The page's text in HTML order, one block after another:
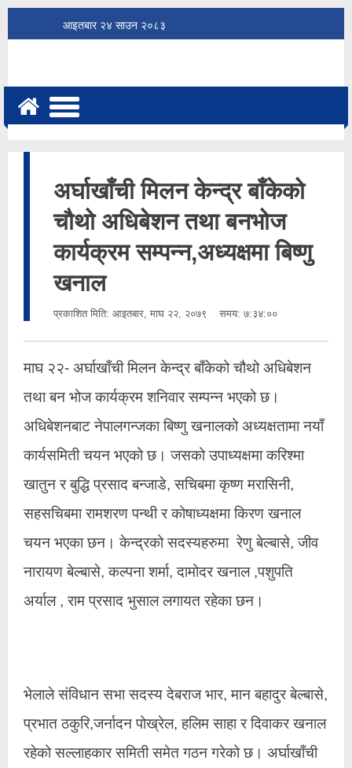
आइतबार २४ साउन २०८३
अर्घाखाँची मिलन केन्द्र बाँकेको
चौथो अधिबेशन तथा बनभोज
कार्यक्रम सम्पन्न,अध्यक्षमा बिष्णु
खनाल
प्रकाशित मिति: आइतबार, माघ २२, २०७९ समय: ७:३४:००
माघ २२- अर्घाखाँची मिलन केन्द्र बाँकेको चौथो अधिबेशन
तथा बन भोज कार्यक्रम शनिवार सम्पन्न भएको छ।
अधिबेशनबाट नेपालगन्जका बिष्णु खनालको अध्यक्षतामा नयाँ
कार्यसमिती चयन भएको छ।जसको उपाध्यक्षमा करिश्मा
खातुन र बुद्धि प्रसाद बन्जाडे, सचिबमा कृष्ण मरासिनी,
सहसचिबमा रामशरण पन्थी र कोषाध्यक्षमा किरण खनाल
चयन भएका छन। केन्द्रको सदस्यहरुमा रेणु बेल्बासे, जीव
नारायण बेल्बासे, कल्पना शर्मा, दामोदर खनाल ,पशुपति
अर्याल , राम प्रसाद भुसाल लगायत रहेका छन।
भेलाले संविधान सभा सदस्य देबराज भार, मान बहादुर बेल्बासे,
प्रभात ठकुरि,जर्नादन पोख्रेल, हलिम साहा र दिवाकर खनाल
रहेको सल्लाहकार समिती समेत गठन गरेको छ। अर्घाखाँची